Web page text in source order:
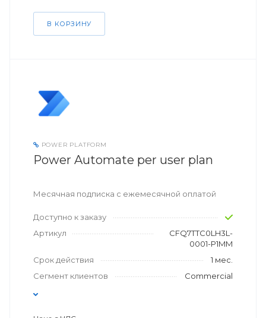
В КОРЗИНУ
POWER PLATFORM
Power Automate per user plan
Месячная подписка с ежемесячной оплатой
Доступно к заказу
Артикул
CFQ7TTC0LH3L-
0001-P1MM
Срок действия
1 мес.
Сегмент клиентов
Commercial